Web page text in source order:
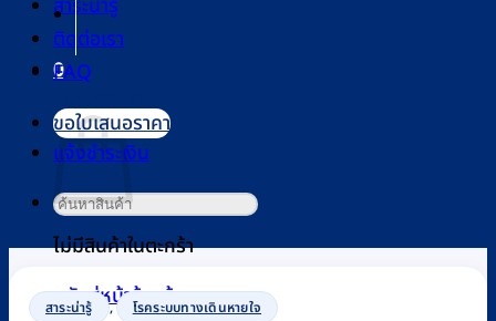
0
ไม่มีสินค้าในตะกร้า
กลับสู่หน้าร้านค้า
ติดต่อเรา
FAQ
ขอใบเสนอราคา
แจ้งชำระเงิน
ค้นหา:
สาระน่ารู้ , โรคระบบทางเดินหายใจ